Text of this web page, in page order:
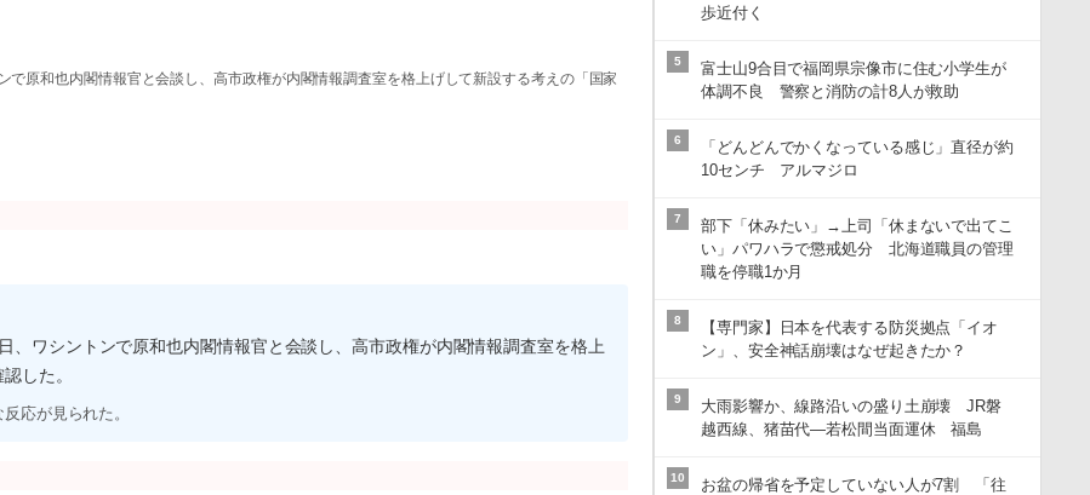
で原和也内閣情報官と会談し、高市政権が内閣情報調査室を格上げして新設する考えの「国家
、ワシントンで原和也内閣情報官と会談し、高市政権が内閣情報調査室を格上
した。
応が見られた。
歩近付く
5
富士山9合目で福岡県宗像市に住む小学生が
体調不良 警察と消防の計8人が救助
6
「どんどんでかくなっている感じ」直径が約
10センチ アルマジロ
7
部下「休みたい」→上司「休まないで出てこ
い」パワハラで懲戒処分 北海道職員の管理
職を停職1か月
8
【専門家】日本を代表する防災拠点「イオ
ン」、安全神話崩壊はなぜ起きたか？
9
大雨影響か、線路沿いの盛り土崩壊 JR磐
越西線、猪苗代―若松間当面運休 福島
10
お盆の帰省を予定していない人が7割 「往